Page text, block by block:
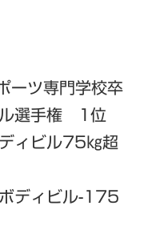
ツ専門学校卒
選手権 1位
ィビル75㎏超
ディビル-175